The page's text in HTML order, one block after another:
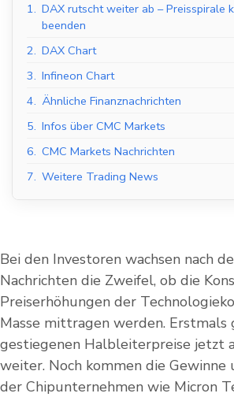
1. DAX rutscht weiter ab – Preisspirale
beenden
2. DAX Chart
3. Infineon Chart
4. Ähnliche Finanznachrichten
5. Infos über CMC Markets
6. CMC Markets Nachrichten
7. Weitere Trading News
Bei den Investoren wachsen nach
Nachrichten die Zweifel, ob die
Preiserhöhungen der
Masse mittragen werden.
gestiegenen Halbleiterpreise jetzt
weiter. Noch kommen die Gewinne
der Chipunternehmen wie Micron